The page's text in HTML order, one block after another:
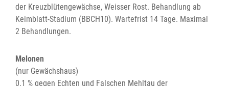
der Kreuzblütengewächse, Weisser Rost. Behandlung ab
Keimblatt-Stadium (BBCH10). Wartefrist 14 Tage. Maximal
2 Behandlungen.
Melonen
(nur Gewächshaus)
0.1 % gegen Echten und Falschen Mehltau der